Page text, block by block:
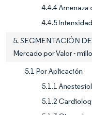
4.4.4
4.4.5
5. SEGMENTACIÓN
Mercado por Valor -
5.1 Por Aplicación
5.1.1
5.1.2